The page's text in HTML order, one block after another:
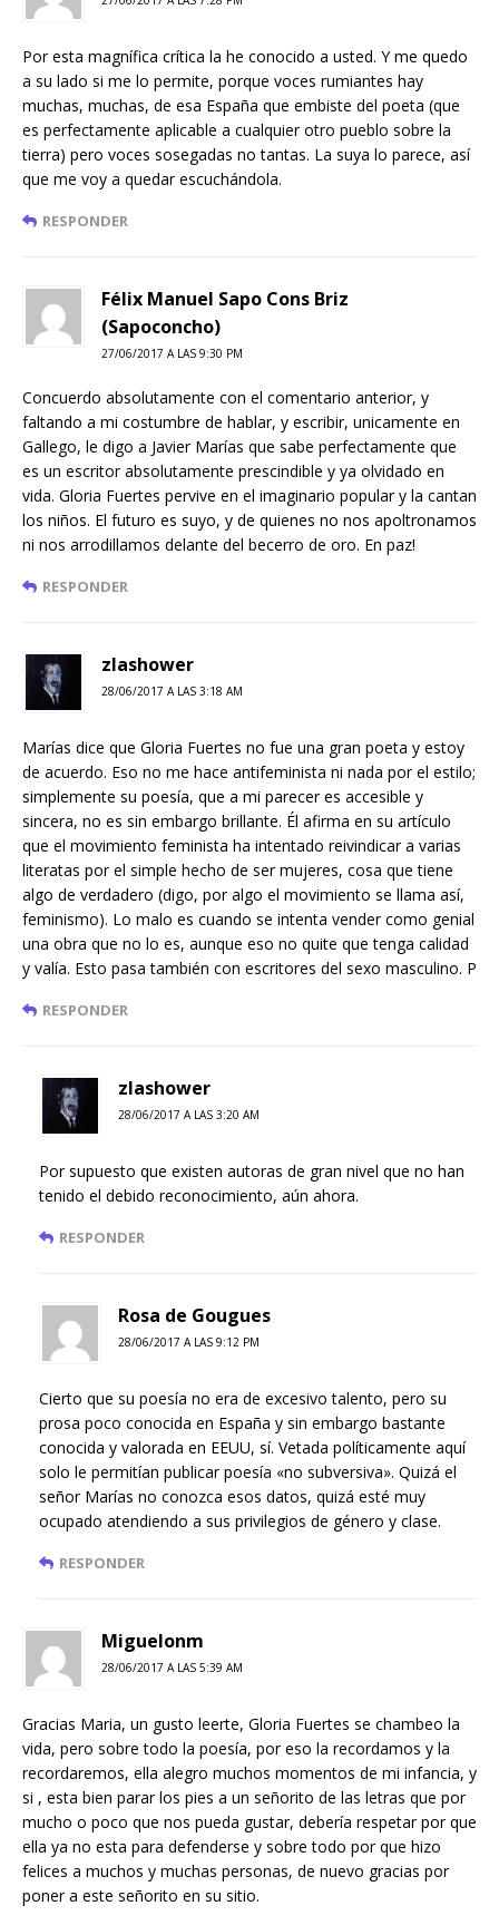
Por esta magnífica crítica la he conocido a usted. Y me quedo
a su lado si me lo permite, porque voces rumiantes hay
muchas, muchas, de esa España que embiste del poeta (que
es perfectamente aplicable a cualquier otro pueblo sobre la
tierra) pero voces sosegadas no tantas. La suya lo parece, así
que me voy a quedar escuchándola.
RESPONDER
Félix Manuel Sapo Cons Briz
(Sapoconcho)
27/06/2017 A LAS 9:30 PM
Concuerdo absolutamente con el comentario anterior, y
faltando a mi costumbre de hablar, y escribir, unicamente en
Gallego, le digo a Javier Marías que sabe perfectamente que
es un escritor absolutamente prescindible y ya olvidado en
vida. Gloria Fuertes pervive en el imaginario popular y la cantan
los niños. El futuro es suyo, y de quienes no nos apoltronamos
ni nos arrodillamos delante del becerro de oro. En paz!
RESPONDER
zlashower
28/06/2017 A LAS 3:18 AM
Marías dice que Gloria Fuertes no fue una gran poeta y estoy
de acuerdo. Eso no me hace antifeminista ni nada por el estilo;
simplemente su poesía, que a mi parecer es accesible y
sincera, no es sin embargo brillante. Él afirma en su artículo
que el movimiento feminista ha intentado reivindicar a varias
literatas por el simple hecho de ser mujeres, cosa que tiene
algo de verdadero (digo, por algo el movimiento se llama así,
feminismo). Lo malo es cuando se intenta vender como genial
una obra que no lo es, aunque eso no quite que tenga calidad
y valía. Esto pasa también con escritores del sexo masculino. P
RESPONDER
zlashower
28/06/2017 A LAS 3:20 AM
Por supuesto que existen autoras de gran nivel que no han
tenido el debido reconocimiento, aún ahora.
RESPONDER
Rosa de Gougues
28/06/2017 A LAS 9:12 PM
Cierto que su poesía no era de excesivo talento, pero su
prosa poco conocida en España y sin embargo bastante
conocida y valorada en EEUU, sí. Vetada políticamente aquí
solo le permitían publicar poesía «no subversiva». Quizá el
señor Marías no conozca esos datos, quizá esté muy
ocupado atendiendo a sus privilegios de género y clase.
RESPONDER
Miguelonm
28/06/2017 A LAS 5:39 AM
Gracias Maria, un gusto leerte, Gloria Fuertes se chambeo la
vida, pero sobre todo la poesía, por eso la recordamos y la
recordaremos, ella alegro muchos momentos de mi infancia, y
si , esta bien parar los pies a un señorito de las letras que por
mucho o poco que nos pueda gustar, debería respetar por que
ella ya no esta para defenderse y sobre todo por que hizo
felices a muchos y muchas personas, de nuevo gracias por
poner a este señorito en su sitio.